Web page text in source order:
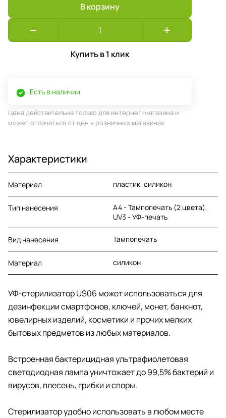
В корзину
Купить в 1 клик
Есть в наличии
Цена действительна только для интернет-магазина и
может отличаться от цен в розничных магазинах
Характеристики
Материал пластик, силикон
Тип нанесения
A4 - Тампопечать (2 цвета),
UV3 - УФ-печать
Вид нанесения Тампопечать
Материал силикон
УФ-стерилизатор US06 может использоваться для
дезинфекции смартфонов, ключей, монет, банкнот,
ювелирных изделий, косметики и прочих мелких
бытовых предметов из любых материалов.
Встроенная бактерицидная ультрафиолетовая
светодиодная лампа уничтожает до 99,5% бактерий и
вирусов, плесень, грибки и споры.
Стерилизатор удобно использовать в любом месте